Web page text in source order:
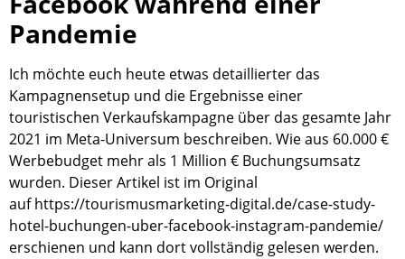
Pandemie
Ich möchte euch heute etwas detaillierter das
Kampagnensetup und die Ergebnisse einer
touristischen Verkaufskampagne über das gesamte Jahr
2021 im Meta-Universum beschreiben. Wie aus 60.000 €
Werbebudget mehr als 1 Million € Buchungsumsatz
wurden. Dieser Artikel ist im Original
auf https://tourismusmarketing-digital.de/case-study-
hotel-buchungen-uber-facebook-instagram-pandemie/
erschienen und kann dort vollständig gelesen werden.